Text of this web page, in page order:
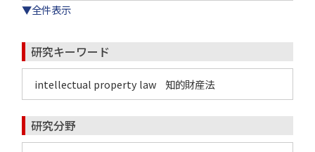
▼全件表示
研究キーワード
intellectual property law 知的財産法
研究分野